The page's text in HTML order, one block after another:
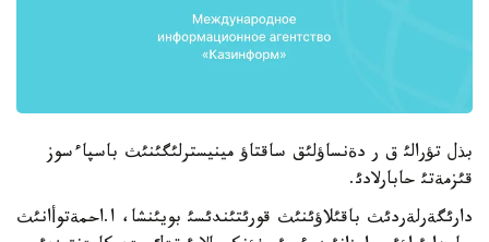
بذل تؤرالئ ق ر دةنساؤلئق ساقتاؤ مينيسترلئگئنئث باسپاءسوز
قئزمةتئ حابارلادئ.
دارئگةرلةردئث باقئلاؤئنئث قورئتئندئسئ بويئنشا، ا.احمةتوأانئث